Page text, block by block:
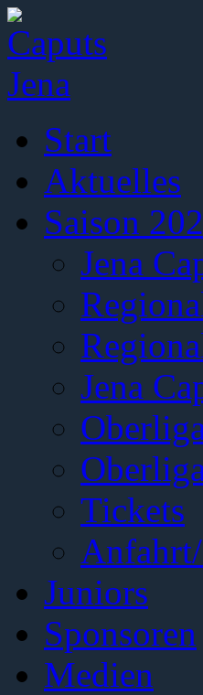
Start
Aktuelles
Saison
Jena
Jena
Tickets
Juniors
Sponsoren
Medien